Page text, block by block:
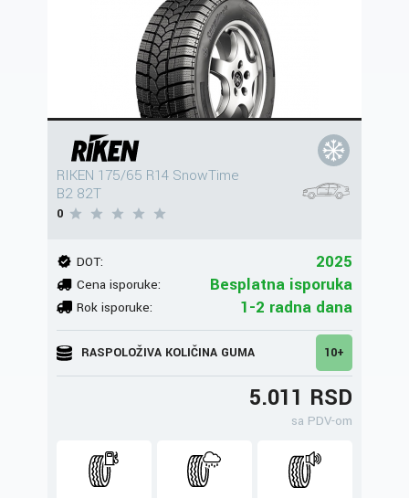
RIKEN 175/65 R14 SnowTime
B2 82T
0
DOT: 2025
Cena isporuke: Besplatna isporuka
Rok isporuke: 1-2 radna dana
RASPOLOŽIVA KOLIČINA GUMA 10+
5.011 RSD
sa PDV-om